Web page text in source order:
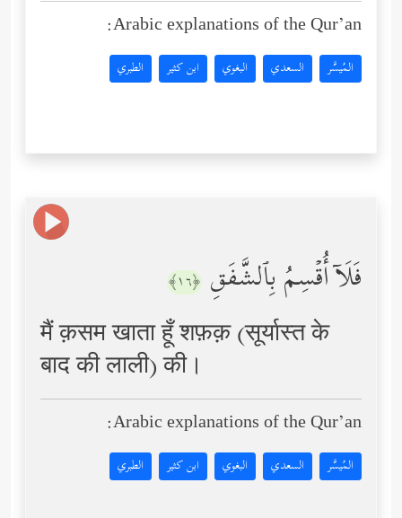
Arabic explanations of the Qur’an:
المُيسَّر السعدي البغوي ابن كثير الطبري
فَلَاۤ أُقۡسِمُ بِٱلشَّفَقِ ﴿١٦﴾
मैं क़सम खाता हूँ शफ़क़ (सूर्यास्त के
बाद की लाली) की।
Arabic explanations of the Qur’an:
المُيسَّر السعدي البغوي ابن كثير الطبري